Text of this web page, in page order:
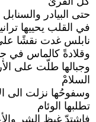
حتى البيادر
في القلب يحييها
نابلس غدت نقشًا
وقلادةً كالماس في
وجبالها طلّت على
السلامْ
وسفوحُها نزلت الى
تطلبها الوئام
فاشتدّ غيظ الشر